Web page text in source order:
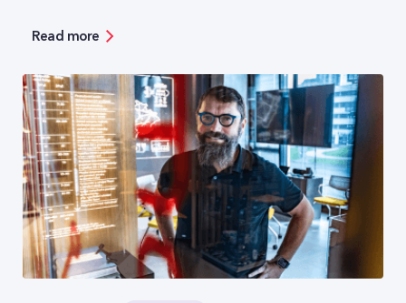
Read more